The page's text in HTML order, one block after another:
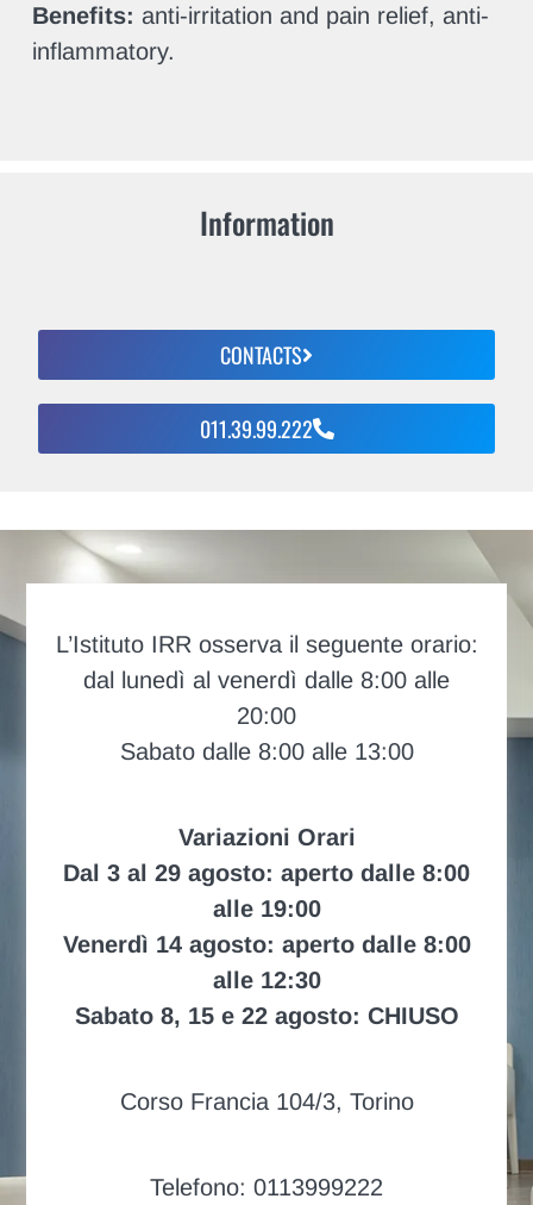
Benefits: anti-irritation and pain relief, anti-
inflammatory.
Information
CONTACTS
011.39.99.222
L’Istituto IRR osserva il seguente orario:
dal lunedì al venerdì dalle 8:00 alle
20:00
Sabato dalle 8:00 alle 13:00
Variazioni Orari
Dal 3 al 29 agosto: aperto dalle 8:00
alle 19:00
Venerdì 14 agosto: aperto dalle 8:00
alle 12:30
Sabato 8, 15 e 22 agosto: CHIUSO
Corso Francia 104/3, Torino
Telefono: 0113999222